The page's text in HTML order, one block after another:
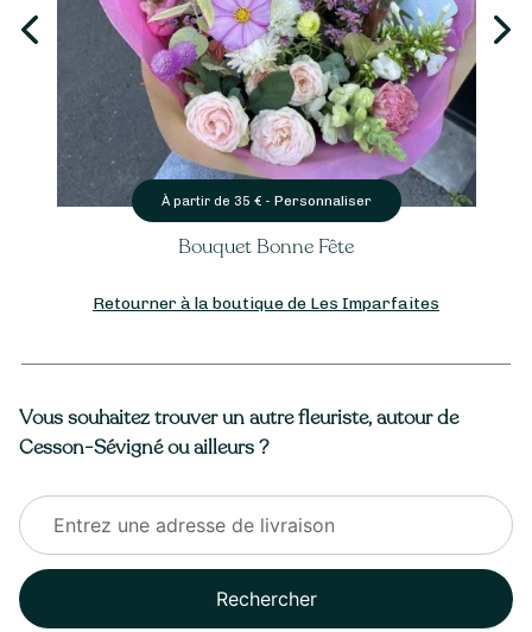
À partir de5 € -Personnaliser
Papeterie – carte de vœux
Retourner à la boutique de Les Imparfaites
Vous souhaitez trouver un autre fleuriste, autour de
Cesson-Sévigné ou ailleurs ?
Rechercher